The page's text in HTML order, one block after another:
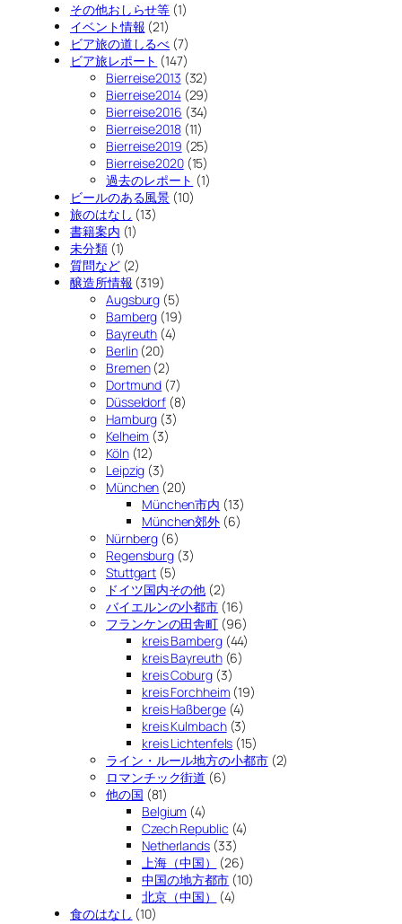
その他おしらせ等 (1)
イベント情報 (21)
ビア旅の道しるべ (7)
ビア旅レポート (147)
Bierreise2013 (32)
Bierreise2014(29)
Bierreise2016 (34)
Bierreise2018(11)
Bierreise2019 (25)
Bierreise2020(15)
過去のレポート (1)
ビールのある風景 (10)
旅のはなし (13)
書籍案内 (1)
未分類(1)
質問など(2)
醸造所情報 (319)
Augsburg (5)
Bamberg (19)
Bayreuth (4)
Berlin(20)
Bremen(2)
Dortmund (7)
Düsseldorf (8)
Hamburg (3)
Kelheim (3)
Köln(12)
Leipzig (3)
München (20)
München市内 (13)
München郊外 (6)
Nürnberg (6)
Regensburg (3)
Stuttgart (5)
ドイツ国内その他 (2)
バイエルンの小都市 (16)
フランケンの田舎町 (96)
kreis Bamberg(44)
kreis Bayreuth(6)
kreis Coburg(3)
kreis Forchheim (19)
kreis Haßberge(4)
kreis Kulmbach(3)
kreis Lichtenfels (15)
ライン・ルール地方の小都市(2)
ロマンチック街道 (6)
他の国 (81)
Belgium (4)
Czech Republic (4)
Netherlands(33)
上海（中国）
(26)
中国の地方都市 (10)
北京（中国）
(4)
食のはなし (10)